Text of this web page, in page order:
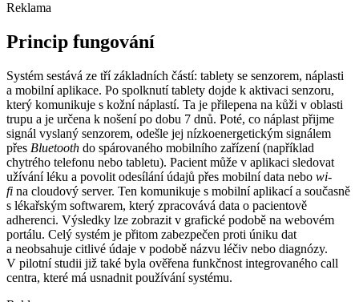
Reklama
Princip fungování
Systém sestává ze tří základních částí: tablety se senzorem, náplasti
a mobilní aplikace. Po spolknutí tablety dojde k aktivaci senzoru,
který komunikuje s kožní náplastí. Ta je přilepena na kůži v oblasti
trupu a je určena k nošení po dobu 7 dnů. Poté, co náplast přijme
signál vyslaný senzorem, odešle jej nízkoenergetickým signálem
přes Bluetooth do spárovaného mobilního zařízení (například
chytrého telefonu nebo tabletu). Pacient může v aplikaci sledovat
užívání léku a povolit odesílání údajů přes mobilní data nebo wi-
fi na cloudový server. Ten komunikuje s mobilní aplikací a současně
s lékařským softwarem, který zpracovává data o pacientově
adherenci. Výsledky lze zobrazit v grafické podobě na webovém
portálu. Celý systém je přitom zabezpečen proti úniku dat
a neobsahuje citlivé údaje v podobě názvu léčiv nebo diagnózy.
V pilotní studii již také byla ověřena funkčnost integrovaného call
centra, které má usnadnit používání systému.